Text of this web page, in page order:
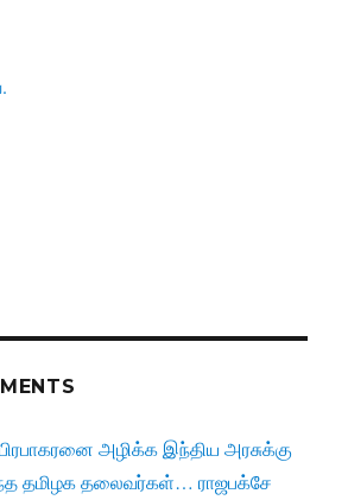
பிரபாகரனை அழிக்க இந்திய அரசுக்கு
தமிழக தலைவர்கள்… ராஜபக்சே